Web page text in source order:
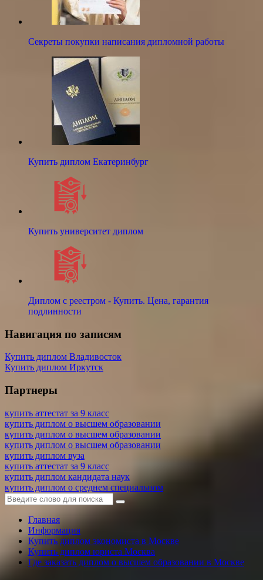
Секреты покупки написания дипломной работы
Купить диплом Екатеринбург
Купить университет диплом
Диплом с реестром - Купить. Цена, гарантия
подлинности
Навигация по записям
Купить диплом Владивосток
Купить диплом Иркутск
Партнеры
купить аттестат за 9 класс
купить диплом о высшем образовании
купить диплом о высшем образовании
купить диплом о высшем образовании
купить диплом вуза
купить аттестат за 9 класс
купить диплом кандидата наук
купить диплом о среднем специальном
Главная
Информация
Купить диплом экономиста в Москве
Купить диплом юриста Москва
Где заказать диплом о высшем образовании в Москве